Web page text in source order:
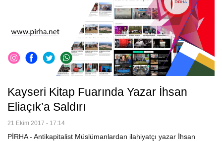
Kayseri Kitap Fuarında Yazar İhsan
Eliaçık’a Saldırı
21 Ekim 2017 - 17:14
PİRHA - Antikapitalist Müslümanlardan ilahiyatçı yazar İhsan